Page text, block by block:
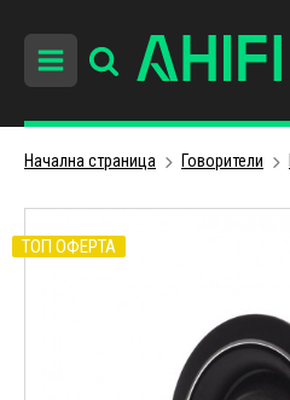
Начална страница Говорители
ТОП ОФЕРТА